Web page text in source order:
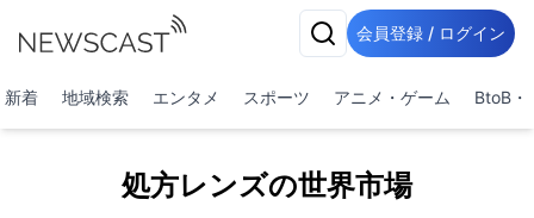
会員登録 / ログイン
新着 地域検索 エンタメ スポーツ アニメ・ゲーム BtoB・
処方レンズの世界市場